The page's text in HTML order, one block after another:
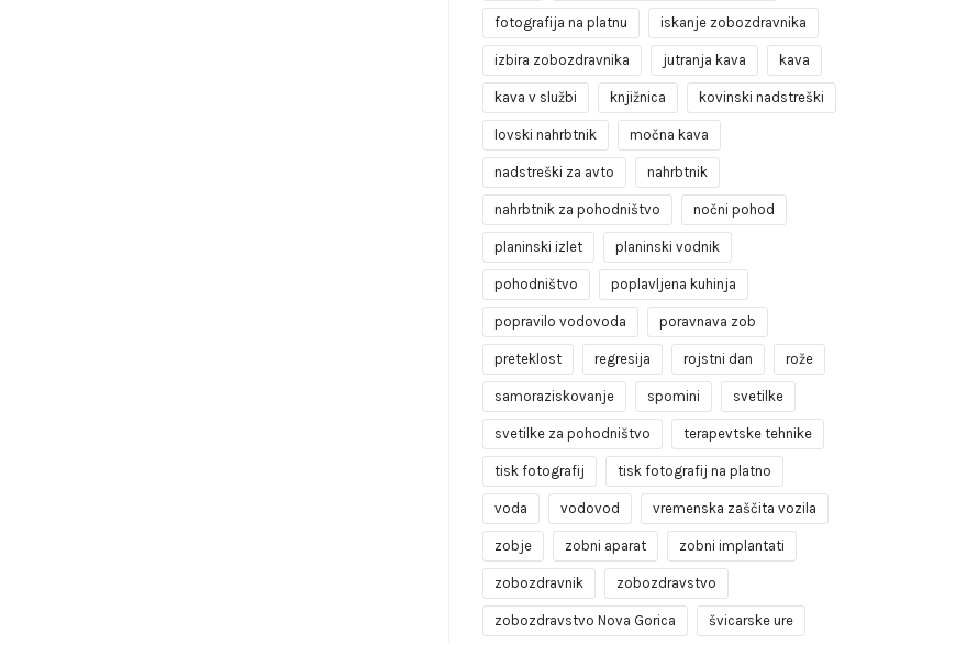
fotografija na platnu iskanje zobozdravnika
izbira zobozdravnika jutranja kava kava
kava v službi knjižnica kovinski nadstreški
lovski nahrbtnik močna kava
nadstreški za avto nahrbtnik
nahrbtnik za pohodništvo nočni pohod
planinski izlet planinski vodnik
pohodništvo poplavljena kuhinja
popravilo vodovoda poravnava zob
preteklost regresija rojstni dan rože
samoraziskovanje spomini svetilke
svetilke za pohodništvo terapevtske tehnike
tisk fotografij tisk fotografij na platno
voda vodovod vremenska zaščita vozila
zobje zobni aparat zobni implantati
zobozdravnik zobozdravstvo
zobozdravstvo Nova Gorica švicarske ure